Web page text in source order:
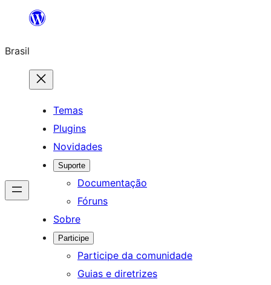
o
conteúdo
Brasil
Temas
Plugins
Novidades
Suporte
Documentação
Fóruns
Sobre
Participe
Participe da comunidade
Guias e diretrizes